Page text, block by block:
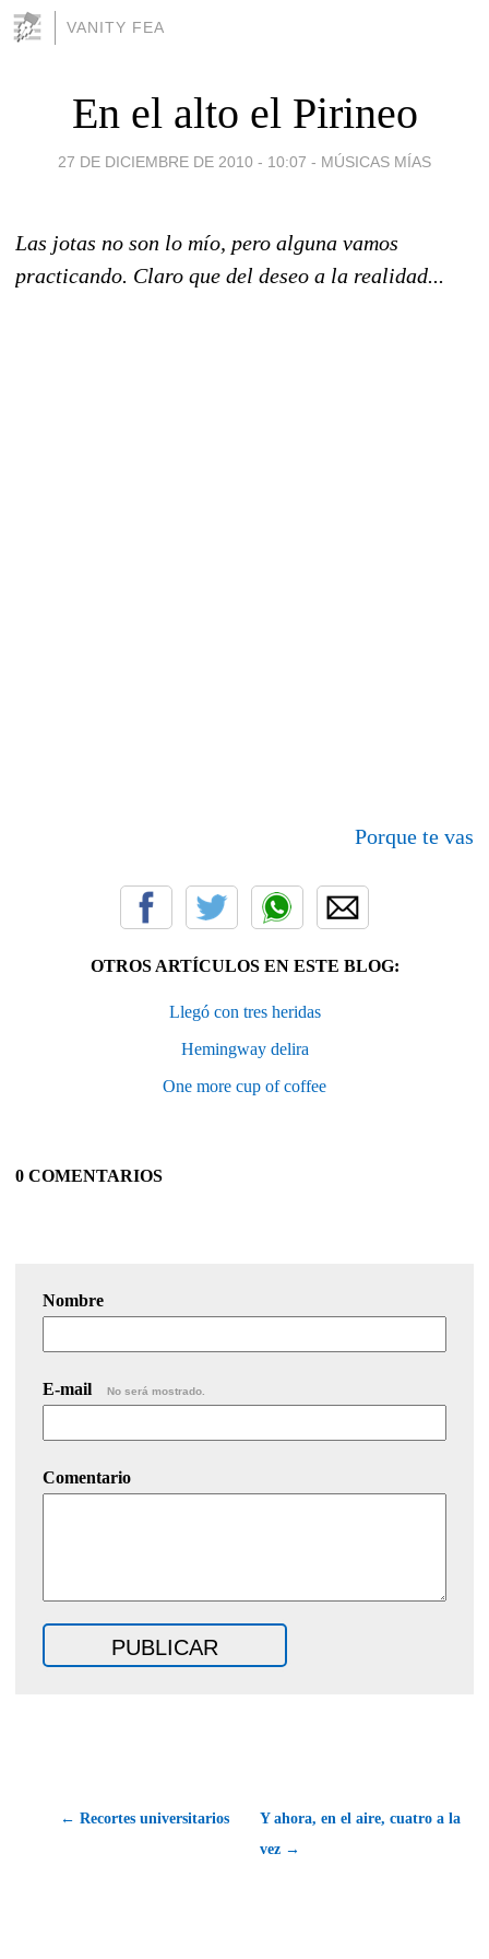
VANITY FEA
En el alto el Pirineo
27 DE DICIEMBRE DE 2010 - 10:07 - MÚSICAS MÍAS
Las jotas no son lo mío, pero alguna vamos
practicando. Claro que del deseo a la realidad...
Porque te vas
OTROS ARTÍCULOS EN ESTE BLOG:
Llegó con tres heridas
Hemingway delira
One more cup of coffee
0 COMENTARIOS
Nombre
E-mail No será mostrado.
Comentario
← Recortes universitarios
Y ahora, en el aire, cuatro a la
vez →